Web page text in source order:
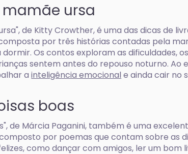
mamãe ursa
de Kitty Crowther, é uma das dicas de
por três histórias contadas pela
Os contos exploram as dificuldades,
sentem antes do repouso noturno. Ao
ainteligência emocionale ainda cair no
boas
de Márcia Paganini, também é uma
por poemas que contam sobre as
como dançar com amigos, ler um bom